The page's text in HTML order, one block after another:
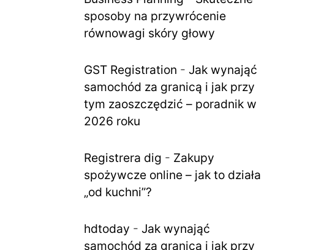
sposoby na przywrócenie
równowagi skóry głowy
GST Registration - Jak wynająć
samochód za granicą i jak przy
tym zaoszczędzić – poradnik w
2026 roku
Registrera dig - Zakupy
spożywcze online – jak to działa
„od kuchni”?
hdtoday - Jak wynająć
samochód za granicą i jak przy